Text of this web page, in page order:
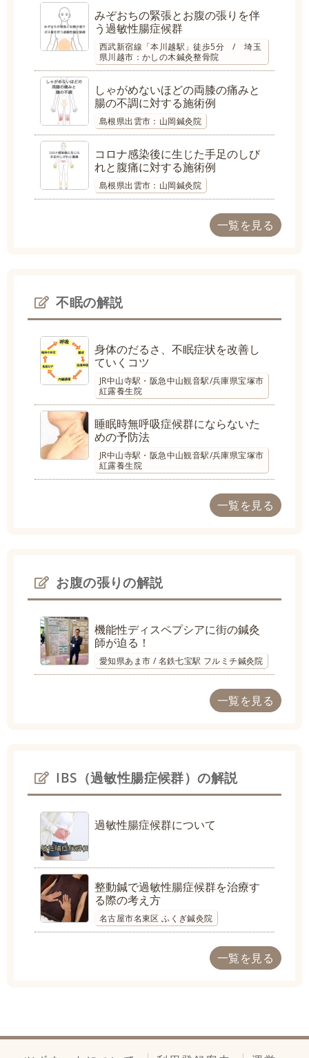
みぞおちの緊張とお腹の張りを伴
う過敏性腸症候群
西武新宿線「本川越駅」徒歩5分 / 埼玉
県川越市：かしの木鍼灸整骨院
しゃがめないほどの両膝の痛みと
腸の不調に対する施術例
島根県出雲市：山岡鍼灸院
コロナ感染後に生じた手足のしび
れと腹痛に対する施術例
島根県出雲市：山岡鍼灸院
一覧を見る
不眠の解説
身体のだるさ、不眠症状を改善し
ていくコツ
JR中山寺駅・阪急中山観音駅/兵庫県宝塚市
紅露養生院
睡眠時無呼吸症候群にならないた
めの予防法
JR中山寺駅・阪急中山観音駅/兵庫県宝塚市
紅露養生院
一覧を見る
お腹の張りの解説
機能性ディスペプシアに街の鍼灸
師が迫る！
愛知県あま市 / 名鉄七宝駅 フルミチ鍼灸院
一覧を見る
IBS（過敏性腸症候群）の解説
過敏性腸症候群について
整動鍼で過敏性腸症候群を治療す
る際の考え方
名古屋市名東区 ふくぎ鍼灸院
一覧を見る